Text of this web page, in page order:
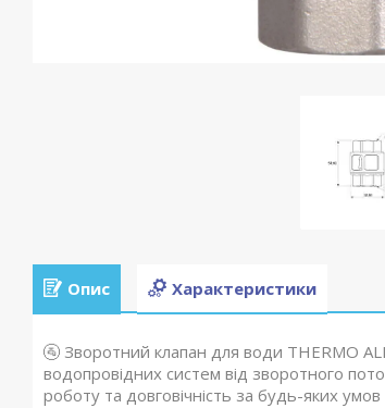
Опис Характеристики
🚰 Зворотний клапан для води THERMO
водопровідних систем від зворотного
роботу та довговічність за будь-яких умов